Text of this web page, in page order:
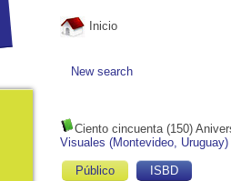
Inicio
New search
Ciento cincuenta (150)
Visuales (Montevideo, Uruguay)
Público
ISBD